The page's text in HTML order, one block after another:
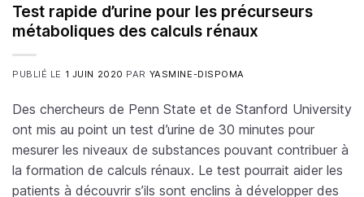
Test rapide d’urine pour les précurseurs
métaboliques des calculs rénaux
PUBLIÉ LE 1 JUIN 2020 PAR YASMINE-DISPOMA
Des chercheurs de Penn State et de Stanford University
ont mis au point un test d’urine de 30 minutes pour
mesurer les niveaux de substances pouvant contribuer à
la formation de calculs rénaux. Le test pourrait aider les
patients à découvrir s’ils sont enclins à développer des